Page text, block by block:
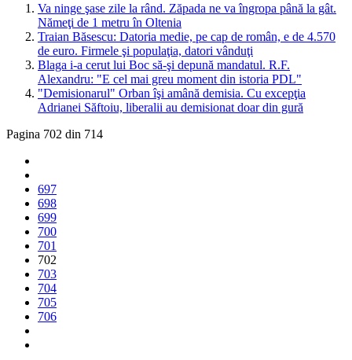
Va ninge şase zile la rând. Zăpada ne va îngropa până la gât.
Nămeţi de 1 metru în Oltenia
Traian Băsescu: Datoria medie, pe cap de român, e de 4.570
de euro. Firmele şi populaţia, datori vânduţi
Blaga i-a cerut lui Boc să-şi depună mandatul. R.F.
Alexandru: "E cel mai greu moment din istoria PDL"
"Demisionarul" Orban îşi amână demisia. Cu excepţia
Adrianei Săftoiu, liberalii au demisionat doar din gură
Pagina 702 din 714
697
698
699
700
701
702
703
704
705
706